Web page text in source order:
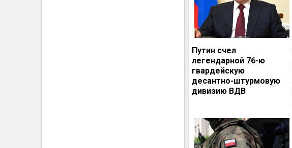
Путин счел
легендарной 76-ю
гвардейскую
десантно-штурмовую
дивизию ВДВ